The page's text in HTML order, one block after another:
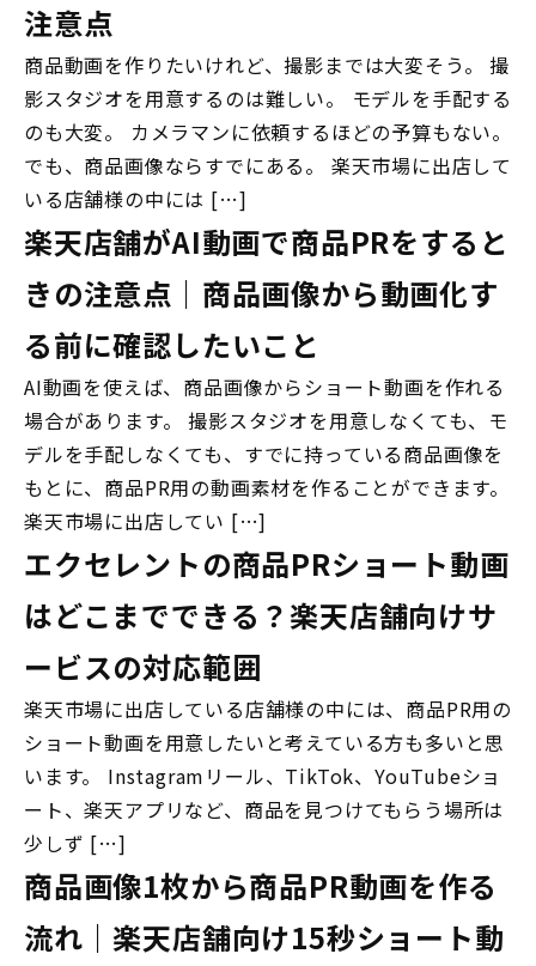
注意点
商品動画を作りたいけれど、撮影までは大変そう。 撮
影スタジオを用意するのは難しい。 モデルを手配する
のも大変。 カメラマンに依頼するほどの予算もない。
でも、商品画像ならすでにある。 楽天市場に出店して
いる店舗様の中には […]
楽天店舗がAI動画で商品PRをすると
きの注意点｜商品画像から動画化す
る前に確認したいこと
AI動画を使えば、商品画像からショート動画を作れる
場合があります。 撮影スタジオを用意しなくても、モ
デルを手配しなくても、すでに持っている商品画像を
もとに、商品PR用の動画素材を作ることができます。
楽天市場に出店してい […]
エクセレントの商品PRショート動画
はどこまでできる？楽天店舗向けサ
ービスの対応範囲
楽天市場に出店している店舗様の中には、商品PR用の
ショート動画を用意したいと考えている方も多いと思
います。 Instagramリール、TikTok、YouTubeショ
ート、楽天アプリなど、商品を見つけてもらう場所は
少しず […]
商品画像1枚から商品PR動画を作る
流れ｜楽天店舗向け15秒ショート動